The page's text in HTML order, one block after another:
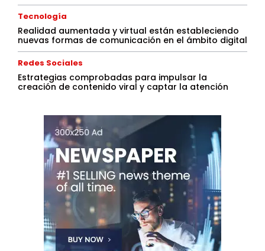
Tecnología
Realidad aumentada y virtual están estableciendo
nuevas formas de comunicación en el ámbito digital
Redes Sociales
Estrategias comprobadas para impulsar la
creación de contenido viral y captar la atención